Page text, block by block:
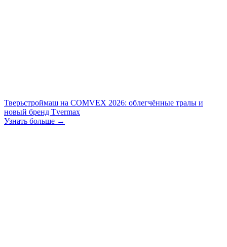
Тверьстроймаш на COMVEX 2026: облегчённые тралы и
новый бренд Tvermax
Узнать больше →